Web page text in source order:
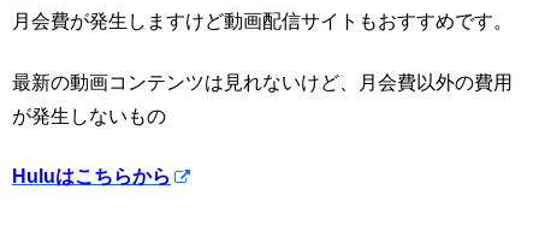
月会費が発生しますけど動画配信サイトもおすすめです。
最新の動画コンテンツは見れないけど、月会費以外の費用
が発生しないもの
Huluはこちらから